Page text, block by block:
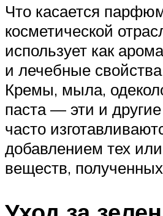
Что касается
косметической
использует как
и лечебные
Кремы, мыла,
паста — эти и
часто
добавлением тех
веществ,